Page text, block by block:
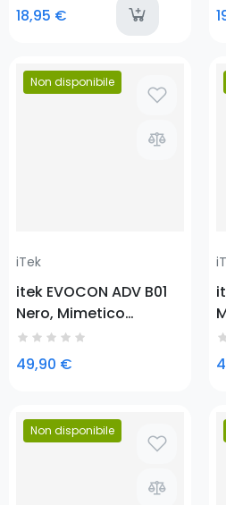
18,95 €
Non disponibile
iTek
itek EVOCON ADV B01
Nero, Mimetico
Bluetooth/USB
Gamepad PlayStation
4, Playstation 3, Tablet
49,90 €
Non disponibile